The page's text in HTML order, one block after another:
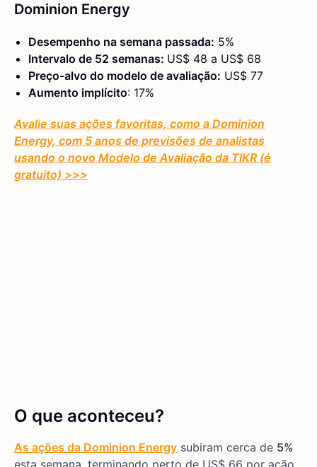
Dominion Energy
Desempenho na semana passada: 5%
Intervalo de 52 semanas: US$ 48 a US$ 68
Preço-alvo do modelo de avaliação: US$ 77
Aumento implícito: 17%
Avalie suas ações favoritas, como a Dominion
Energy, com 5 anos de previsões de analistas
usando o novo Modelo de Avaliação da TIKR (é
gratuito) >>>
O que aconteceu?
As ações da Dominion Energy subiram cerca de 5%